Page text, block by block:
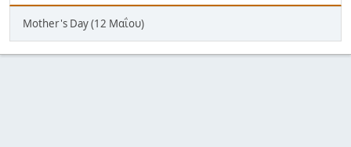
Mother's Day (12 Μαΐου)